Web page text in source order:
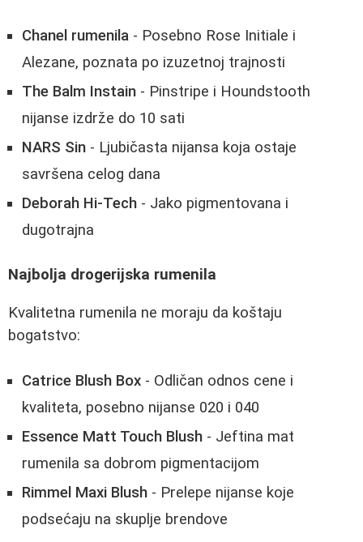
Chanel rumenila - Posebno Rose Initiale i
Alezane, poznata po izuzetnoj trajnosti
The Balm Instain - Pinstripe i Houndstooth
nijanse izdrže do 10 sati
NARS Sin - Ljubičasta nijansa koja ostaje
savršena celog dana
Deborah Hi-Tech - Jako pigmentovana i
dugotrajna
Najbolja drogerijska rumenila
Kvalitetna rumenila ne moraju da koštaju
bogatstvo:
Catrice Blush Box - Odličan odnos cene i
kvaliteta, posebno nijanse 020 i 040
Essence Matt Touch Blush - Jeftina mat
rumenila sa dobrom pigmentacijom
Rimmel Maxi Blush - Prelepe nijanse koje
podsećaju na skuplje brendove